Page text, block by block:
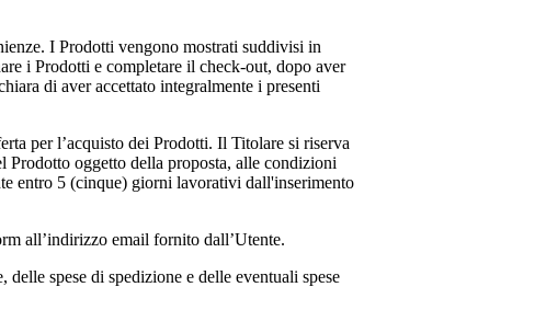
I Prodotti vengono mostrati suddivisi in
i Prodotti e completare il check-out, dopo aver
di aver accettato integralmente i presenti
per l’acquisto dei Prodotti. Il Titolare si riserva
Prodotto oggetto della proposta, alle condizioni
entro 5 (cinque) giorni lavorativi dall'inserimento
all’indirizzo email fornito dall’Utente.
spese di spedizione e delle eventuali spese